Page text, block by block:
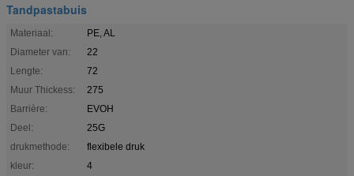
Tandpastabuis
Materiaal:
PE, AL
Diameter van:
22
Lengte:
72
Muur Thickess:
275
Barrière:
EVOH
Deel:
25G
drukmethode:
flexibele druk
kleur:
4